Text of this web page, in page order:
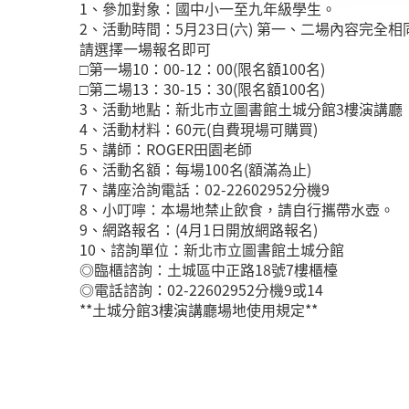
1、參加對象：國中小一至九年級學生。
2、活動時間：5月23日(六) 第一、二場內容完全相
請選擇一場報名即可
□第一場10：00-12：00(限名額100名)
□第二場13：30-15：30(限名額100名)
3、活動地點：新北市立圖書館土城分館3樓演講廳
4、活動材料：60元(自費現場可購買)
5、講師：ROGER田園老師
6、活動名額：每場100名(額滿為止)
7、講座洽詢電話：02-22602952分機9
8、小叮嚀：本場地禁止飲食，請自行攜帶水壺。
9、網路報名：(4月1日開放網路報名)
10、諮詢單位：新北市立圖書館土城分館
◎臨櫃諮詢：土城區中正路18號7樓櫃檯
◎電話諮詢：02-22602952分機9或14
**土城分館3樓演講廳場地使用規定**